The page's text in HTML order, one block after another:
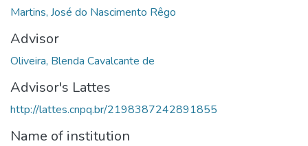
Martins, José do Nascimento Rêgo
Advisor
Oliveira, Blenda Cavalcante de
Advisor's Lattes
http://lattes.cnpq.br/2198387242891855
Name of institution